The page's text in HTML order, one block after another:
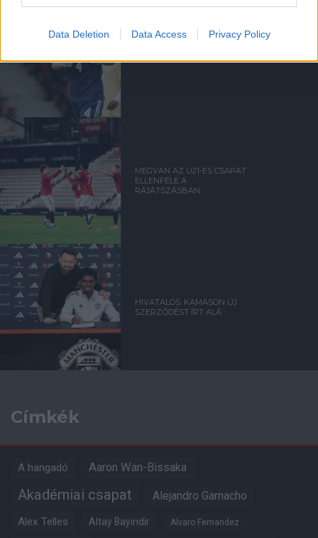
Data Deletion Data Access Privacy Policy
HÉT VOLT!
MEGVAN AZ U21-ES CSAPAT
ELLENFELE A
RÁJÁTSZÁSBAN
HIVATALOS: KAMASON ÚJ
SZERZŐDÉST ÍRT ALÁ
Címkék
A hangadó Aaron Wan-Bissaka
Akadémiai csapat Alejandro Garnacho
Alex Telles Altay Bayindir Alvaro Fernandez